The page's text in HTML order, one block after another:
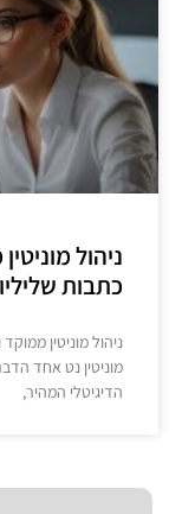
ניהול
כתבות
ניהול מוניטין
מוניטין נט אחד
הדיגיטלי המהיר,